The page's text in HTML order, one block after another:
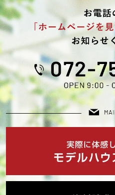
2024年02月 (1)
2023年10月 (1)
2023年09月 (1)
2023年08月 (2)
2023年05月 (1)